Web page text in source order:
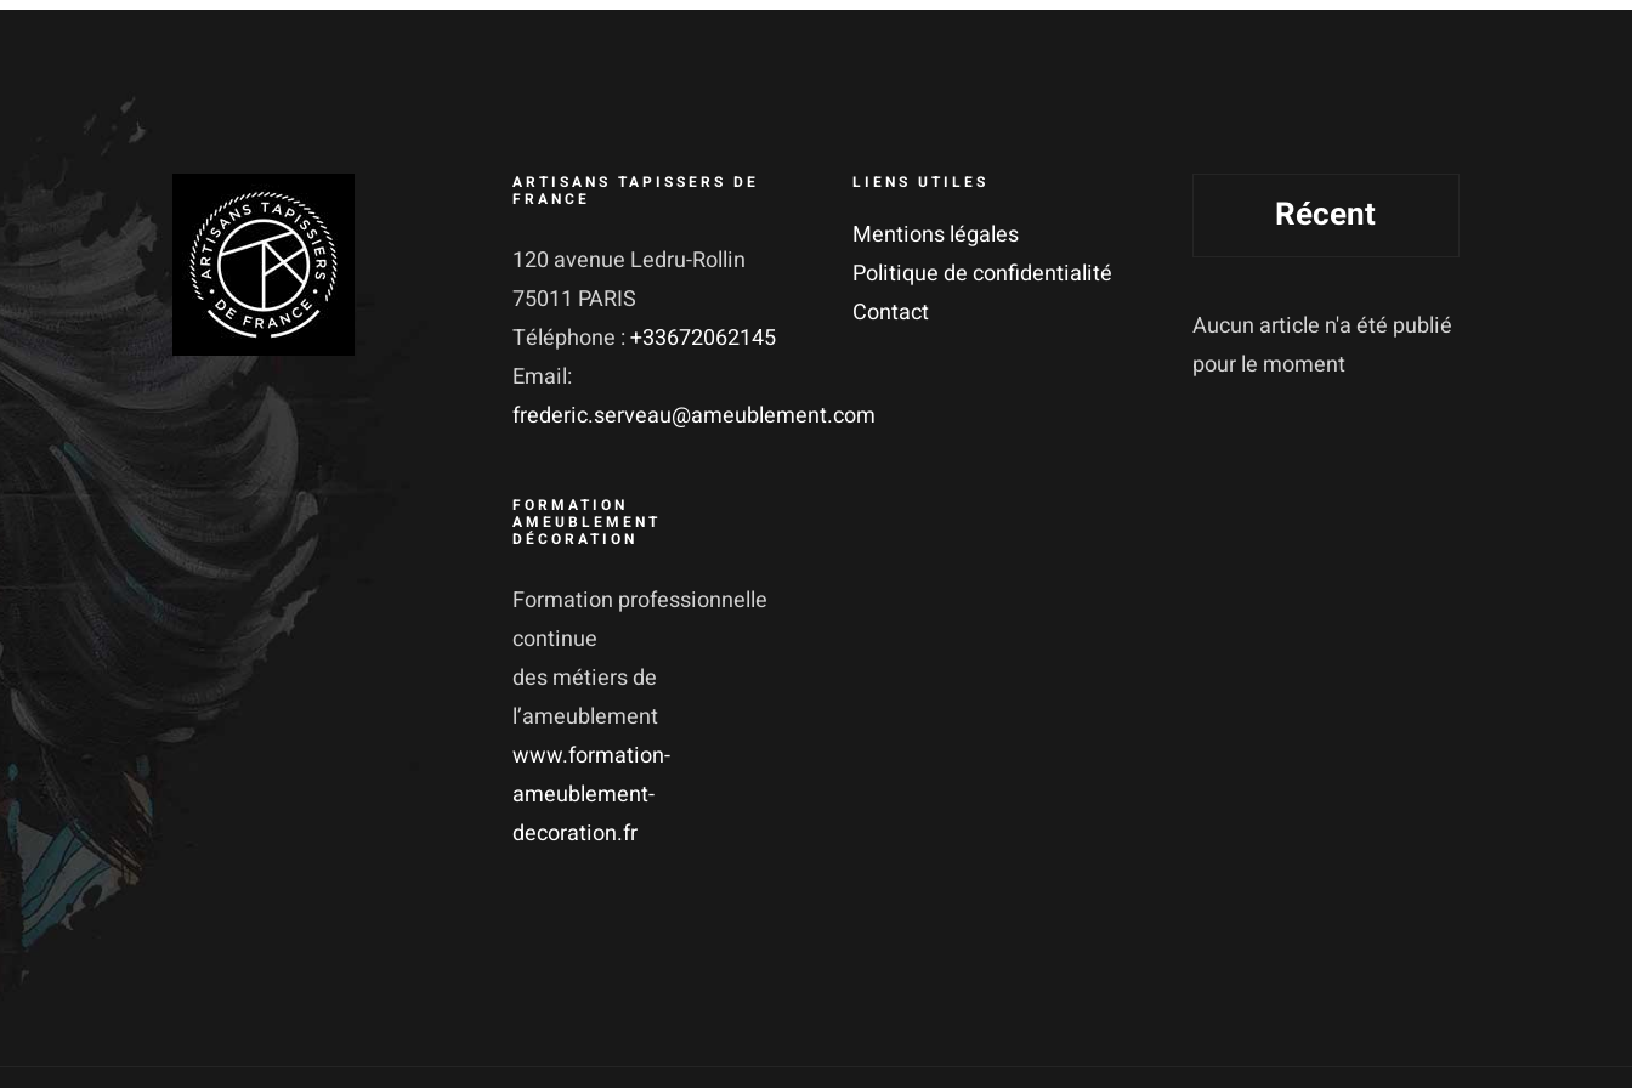
ARTISANS TAPISSERS DE
FRANCE
120 avenue Ledru-Rollin
75011 PARIS
Téléphone :+33672062145
Email:
frederic.serveau@ameublement.com
FORMATION
AMEUBLEMENT
DÉCORATION
Formation professionnelle
continue
des métiers de
l’ameublement
www.formation-
ameublement-
decoration.fr
LIENS UTILES
Mentions légales
Politique de confidentialité
Contact
Récent
Aucun article n'a été publié
pour le moment